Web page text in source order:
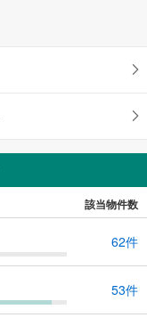
該当物件数
62件
53件